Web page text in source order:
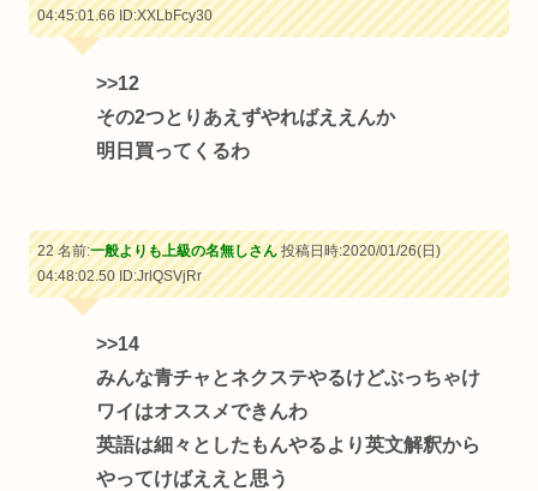
04:45:01.66ID:XXLbFcy30
>>12
その2つとりあえずやればええんか
明日買ってくるわ
22 名前:一般よりも上級の名無しさん投稿日時:2020/01/26(日)
04:48:02.50ID:JrlQSVjRr
>>14
みんな青チャとネクステやるけどぶっちゃけ
ワイはオススメできんわ
英語は細々としたもんやるより英文解釈から
やってけばええと思う